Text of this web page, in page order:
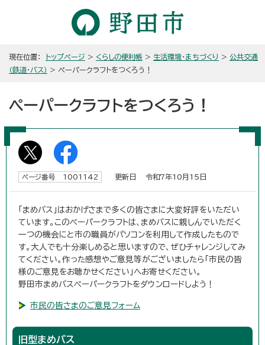
現在位置： トップページ > くらしの便利帳 > 生活環境・まちづくり > 公共交通
（鉄道・バス） > ペーパークラフトをつくろう！
ペーパークラフトをつくろう！
ページ番号 1001142 更新日 令和7年10月15日
「まめバス」はおかげさまで多くの皆さまに大変好評をいただい
ています。このペーパークラフトは、まめバスに親しんでいただく
一つの機会にと市の職員がパソコンを利用して作成したもので
す。大人でも十分楽しめると思いますので、ぜひチャレンジしてみ
てください。作った感想やご意見等がございましたら「市民の皆
様のご意見をお聴かせください」へお寄せください。
野田市まめバスペーパークラフトをダウンロードしよう！
市民の皆さまのご意見フォーム
旧型まめバス